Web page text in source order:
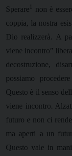
Sperare
non è
coppia, la nostra
Dio realizzerà. A
viene incontro”
decostruzione,
possiamo
Questo è il senso
viene incontro.
futuro e non ci
ma aperti a un
Questo vale in